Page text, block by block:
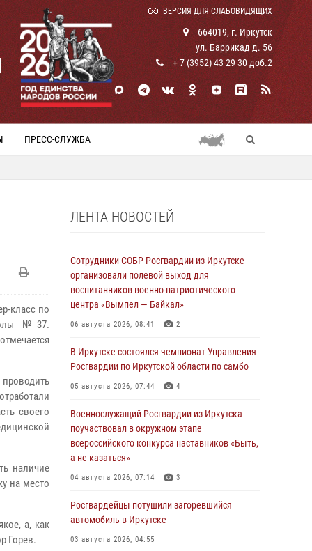
ВЕРСИЯ ДЛЯ СЛАБОВИДЯЩИХ
664019, г. Иркутск
ул. Баррикад д. 56
+ 7 (3952) 43-29-30 доб.2
ПРЕСС-СЛУЖБА
класс по
№37.
своего
наличие
на место
а, как
Горев.
ЛЕНТА НОВОСТЕЙ
Сотрудники СОБР Росгвардии из Иркутске
организовали полевой выход для
воспитанников военно-патриотического
центра «Вымпел — Байкал»
06 августа 2026, 08:41 2
В Иркутске состоялся чемпионат Управления
Росгвардии по Иркутской области по самбо
05 августа 2026, 07:44 4
Военнослужащий Росгвардии из Иркутска
поучаствовал в окружном этапе
всероссийского конкурса наставников «Быть,
а не казаться»
04 августа 2026, 07:14 3
Росгвардейцы потушили загоревшийся
автомобиль в Иркутске
03 августа 2026, 04:55